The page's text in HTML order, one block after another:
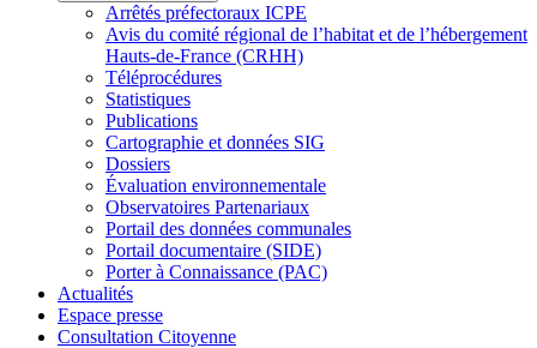
Arrêtés préfectoraux ICPE
Avis du comité régional de l’habitat et de l’hébergement
Hauts-de-France (CRHH)
Téléprocédures
Statistiques
Publications
Cartographie et données SIG
Dossiers
Évaluation environnementale
Observatoires Partenariaux
Portail des données communales
Portail documentaire (SIDE)
Porter à Connaissance (PAC)
Actualités
Espace presse
Consultation Citoyenne